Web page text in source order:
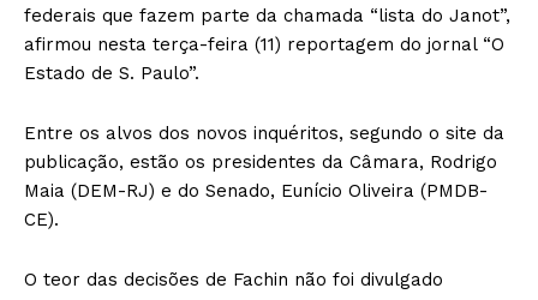
federais que fazem parte da chamada “lista do Janot”,
afirmou nesta terça-feira (11) reportagem do jornal “O
Estado de S. Paulo”.
Entre os alvos dos novos inquéritos, segundo o site da
publicação, estão os presidentes da Câmara, Rodrigo
Maia (DEM-RJ) e do Senado, Eunício Oliveira (PMDB-
CE).
O teor das decisões de Fachin não foi divulgado